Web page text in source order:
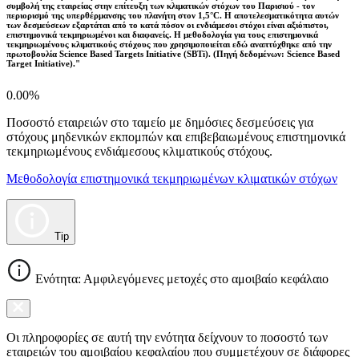
συμβολή της εταιρείας στην επίτευξη των κλιματικών στόχων του Παρισιού - τον
περιορισμό της υπερθέρμανσης του πλανήτη στον 1,5°C. Η αποτελεσματικότητα αυτών
των δεσμεύσεων εξαρτάται από το κατά πόσον οι ενδιάμεσοι στόχοι είναι αξιόπιστοι,
επιστημονικά τεκμηριωμένοι και διαφανείς. Η μεθοδολογία για τους επιστημονικά
τεκμηριωμένους κλιματικούς στόχους που χρησιμοποιείται εδώ αναπτύχθηκε από την
πρωτοβουλία Science Based Targets Initiative (SBTi). (Πηγή δεδομένων: Science Based
Target Initiative)."
0.00%
Ποσοστό εταιρειών στο ταμείο με δημόσιες δεσμεύσεις για
στόχους μηδενικών εκπομπών και επιβεβαιωμένους επιστημονικά
τεκμηριωμένους ενδιάμεσους κλιματικούς στόχους.
Μεθοδολογία επιστημονικά τεκμηριωμένων κλιματικών στόχων
Tip
Ενότητα: Αμφιλεγόμενες μετοχές στο αμοιβαίο κεφάλαιο
Οι πληροφορίες σε αυτή την ενότητα δείχνουν το ποσοστό των
εταιρειών του αμοιβαίου κεφαλαίου που συμμετέχουν σε διάφορες